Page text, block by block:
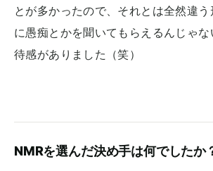
とが多かったので、それとは全然違
に愚痴とかを聞いてもらえるんじゃ
待感がありました（笑）
NMRを選んだ決め手は何でしたか